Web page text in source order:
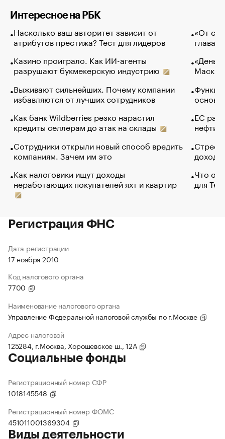
Интересное на РБК
Насколько ваш авторитет зависит от
атрибутов престижа? Тест для лидеров
Казино проиграло. Как ИИ-агенты
разрушают букмекерскую индустрию
Выживают сильнейших. Почему компании
избавляются от лучших сотрудников
Как банк Wildberries резко нарастил
кредиты селлерам до атак на склады
Сотрудники открыли новый способ вредить
компаниям. Зачем им это
Как налоговики ищут доходы
неработающих покупателей яхт и квартир
«От
глава
Маск в
основ
ЕС
нефти
Что
для
Регистрация ФНС
Дата регистрации
17 ноября 2010
Код налогового органа
7700
Наименование налогового органа
Управление Федеральной налоговой службы по г.Москве
Адрес налоговой
125284, г.Москва, Хорошевское ш., 12А
Социальные фонды
Регистрационный номер СФР
1018145548
Регистрационный номер ФОМС
451011001369304
Виды деятельности